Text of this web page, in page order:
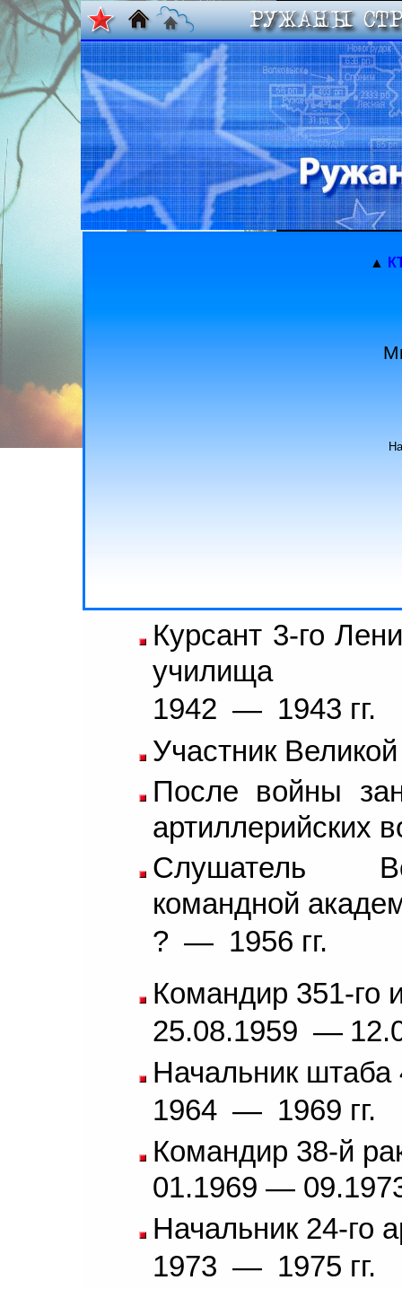
▲
Курсант 3-го
училища
1942 — 1943 гг.
Участник
После войны
артиллерийских
Слушатель
командной
? — 1956 гг.
Командир 351-го
25.08.1959 —
Начальник штаба
1964 — 1969 гг.
Командир 38-й
01.1969 — 09.1973
Начальник 24-го
1973 — 1975 гг.